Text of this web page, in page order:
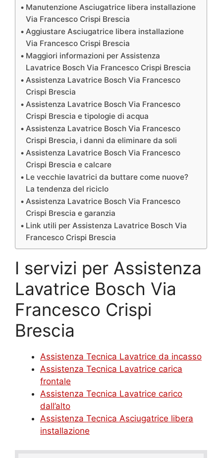
Manutenzione Asciugatrice libera installazione
Via Francesco Crispi Brescia
Aggiustare Asciugatrice libera installazione
Via Francesco Crispi Brescia
Maggiori informazioni per Assistenza
Lavatrice Bosch Via Francesco Crispi Brescia
Assistenza Lavatrice Bosch Via Francesco
Crispi Brescia
Assistenza Lavatrice Bosch Via Francesco
Crispi Brescia e tipologie di acqua
Assistenza Lavatrice Bosch Via Francesco
Crispi Brescia, i danni da eliminare da soli
Assistenza Lavatrice Bosch Via Francesco
Crispi Brescia e calcare
Le vecchie lavatrici da buttare come nuove?
La tendenza del riciclo
Assistenza Lavatrice Bosch Via Francesco
Crispi Brescia e garanzia
Link utili per Assistenza Lavatrice Bosch Via
Francesco Crispi Brescia
I servizi per Assistenza
Lavatrice Bosch Via
Francesco Crispi
Brescia
Assistenza Tecnica Lavatrice da incasso
Assistenza Tecnica Lavatrice carica
frontale
Assistenza Tecnica Lavatrice carico
dall’alto
Assistenza Tecnica Asciugatrice libera
installazione